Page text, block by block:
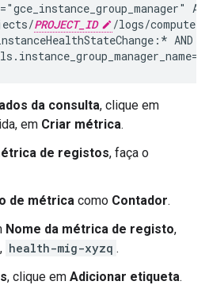
PROJECT_ID
/logs/
AND
da consulta, clique em
em Criar métrica.
de registos, faça o
de métrica como Contador.
Nome da métrica de registo,
health-mig-xyzq .
, clique em Adicionar etiqueta.